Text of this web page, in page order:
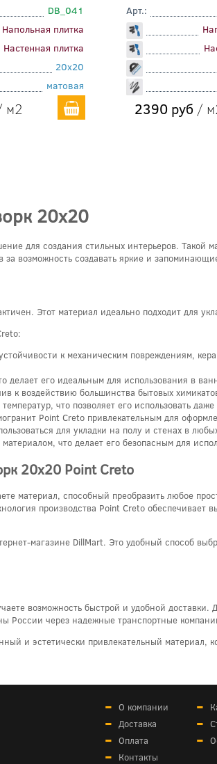
DB_041
Напольная плитка
Настенная плитка
20x20
матовая
м2
Арт.:
2390 руб /
20x20
для создания стильных интерьеров. Такой
возможность создавать яркие и
Этот материал идеально подходит для
к механическим повреждениям,
делает его идеальным для использования в
к воздействию большинства бытовых
что позволяет его использовать
Point Creto привлекательным для
для укладки на полу и стенах в
что делает его безопасным для
20x20 Point Creto
материал, способный преобразить любое
производства Point Creto обеспечивает
магазине DillMart. Это удобный способ
возможность быстрой и удобной
России через надежные транспортные
и эстетически привлекательный материал,
О компании
Доставка
Оплата
Контакты